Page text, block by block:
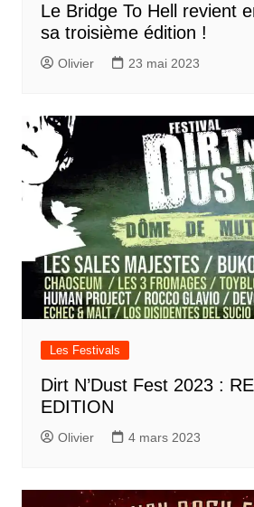
Le Bridge To Hell revient
sa troisième édition !
Olivier 23 mai 2023
Les Festivals
Dirt N’Dust Fest 2023 :
EDITION
Olivier 4 mars 2023